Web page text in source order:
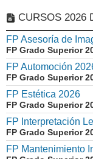
CURSOS 2026
FP Asesoría de
FP Grado Superior
FP Automoción
FP Grado Superior
FP Estética 2026
FP Grado Superior
FP Interpretación
FP Grado Superior
FP Mantenimiento